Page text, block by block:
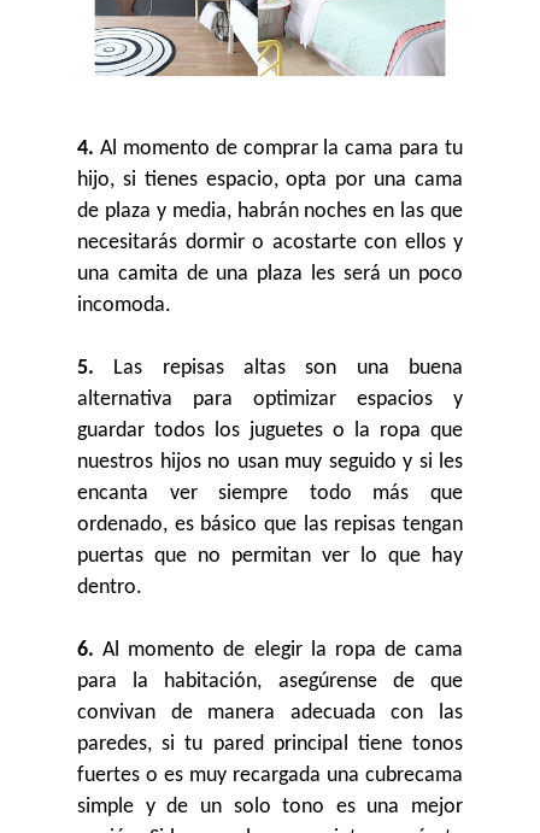
4. Al momento de comprar la cama para tu
hijo, si tienes espacio, opta por una cama
de plaza y media, habrán noches en las que
necesitarás dormir o acostarte con ellos y
una camita de una plaza les será un poco
incomoda.
5. Las repisas altas son una buena
alternativa para optimizar espacios y
guardar todos los juguetes o la ropa que
nuestros hijos no usan muy seguido y si les
encanta ver siempre todo más que
ordenado, es básico que las repisas tengan
puertas que no permitan ver lo que hay
dentro.
6.Al momento de elegir la ropa de cama
para la habitación, asegúrense de que
convivan de manera adecuada con las
paredes, si tu pared principal tiene tonos
fuertes o es muy recargada una cubrecama
simple y de un solo tono es una mejor